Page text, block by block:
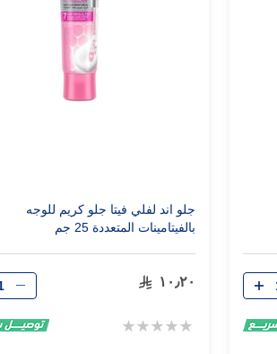
جلو اند لفلي فيتا جلو كريم للوجه
بالفيتامينات المتعددة 25 جم
١٠٫٢٠
Rating:
الكمية